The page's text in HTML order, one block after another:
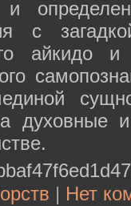
с
айкидо
духовные
| Нет